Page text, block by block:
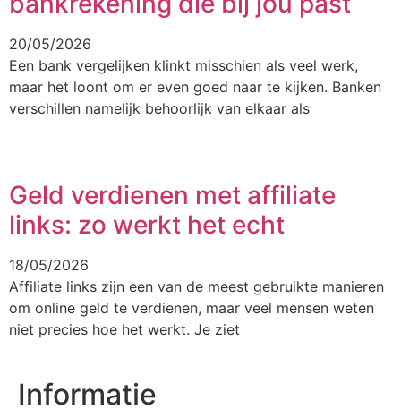
20/05/2026
Een bank vergelijken klinkt misschien als veel werk,
maar het loont om er even goed naar te kijken. Banken
verschillen namelijk behoorlijk van elkaar als
Geld verdienen met affiliate
links: zo werkt het echt
18/05/2026
Affiliate links zijn een van de meest gebruikte manieren
om online geld te verdienen, maar veel mensen weten
niet precies hoe het werkt. Je ziet
Informatie